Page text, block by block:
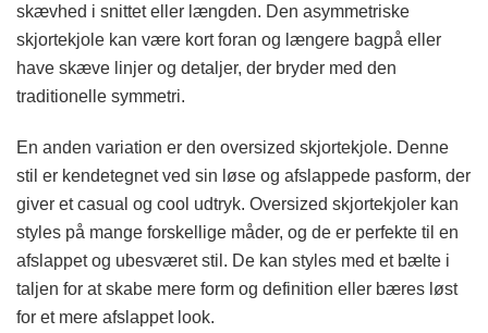
skævhed i snittet eller længden. Den asymmetriske
skjortekjole kan være kort foran og længere bagpå eller
have skæve linjer og detaljer, der bryder med den
traditionelle symmetri.
En anden variation er den oversized skjortekjole. Denne
stil er kendetegnet ved sin løse og afslappede pasform, der
giver et casual og cool udtryk. Oversized skjortekjoler kan
styles på mange forskellige måder, og de er perfekte til en
afslappet og ubesværet stil. De kan styles med et bælte i
taljen for at skabe mere form og definition eller bæres løst
for et mere afslappet look.